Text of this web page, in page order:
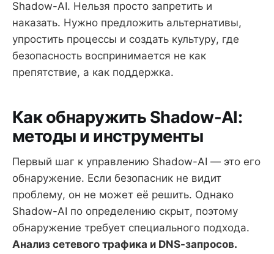
Shadow-AI. Нельзя просто запретить и
наказать. Нужно предложить альтернативы,
упростить процессы и создать культуру, где
безопасность воспринимается не как
препятствие, а как поддержка.
Как обнаружить Shadow-AI:
методы и инструменты
Первый шаг к управлению Shadow-AI — это его
обнаружение. Если безопасник не видит
проблему, он не может её решить. Однако
Shadow-AI по определению скрыт, поэтому
обнаружение требует специального подхода.
Анализ сетевого трафика и DNS-запросов.